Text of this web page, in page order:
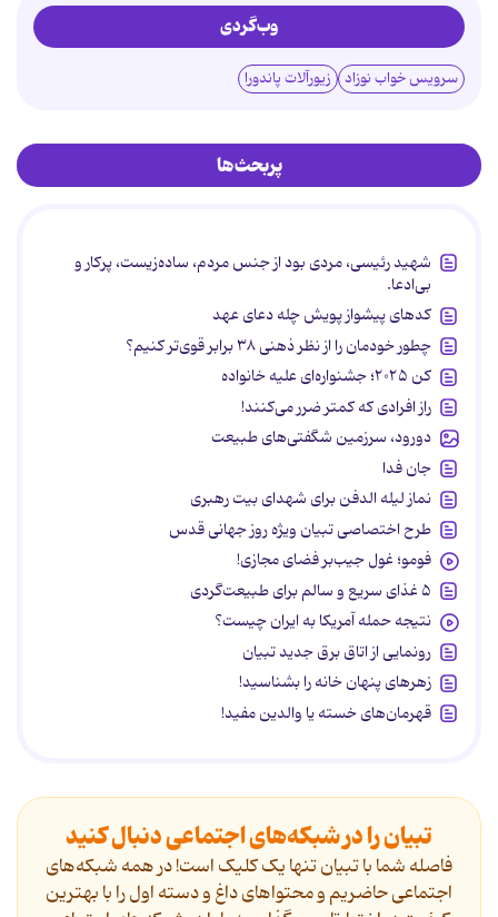
وب‌گردی
سرویس خواب نوزاد زیورآلات پاندورا
پربحث‌ها
شهید رئیسی، مردی بود از جنس مردم، ساده‌زیست، پرکار و
بی‌ادعا.
کدهای پیشواز پویش چله دعای عهد
چطور خودمان را از نظر ذهنی ۳۸ برابر قوی‌تر کنیم؟
کن ۲۰۲۵؛ جشنواره‌ای علیه خانواده
راز افرادی که کمتر ضرر می‌کنند!
دورود، سرزمین شگفتی‌های طبیعت
جان فدا
نماز لیله الدفن برای شهدای بیت رهبری
طرح اختصاصی تبیان ویژه روز جهانی قدس
فومو؛ غول جیب‌بر فضای مجازی!
۵ غذای سریع و سالم برای طبیعت‌گردی
نتیجه حمله آمریکا به ایران چیست؟
رونمایی از اتاق برق جدید تبیان
زهرهای پنهان خانه را بشناسید!
قهرمان‌های خسته یا والدین مفید!
تبیان را در شبکه‌های اجتماعی دنبال کنید
فاصله شما با تبیان تنها یک کلیک است! در همه شبکه‌های
اجتماعی حاضریم و محتواهای داغ و دسته اول را با بهترین